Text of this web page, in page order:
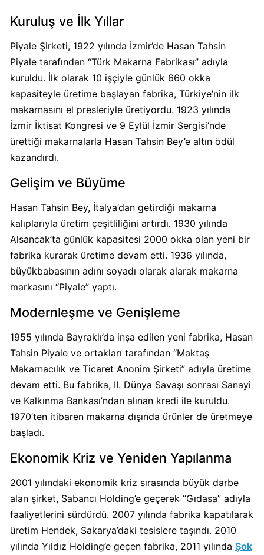
mu?
King
Kimin
Sahibi
Kim?
Carrefour
Boykot
mu?
Kimin
Kim?
Cheetos
Boykot
mu?
Cheetos
Kimin
Sahibi
Kim?
Calve
Boykot
mu?
Calve
Kimin
Sahibi
Kim?
Danone
Boykot
mu?
Danone
Kimin
Kuruluş ve İlk Yıllar
Piyale Şirketi, 1922 yılında İzmir’de Hasan Tahsin
Piyale tarafından “Türk Makarna Fabrikası” adıyla
kuruldu. İlk olarak 10 işçiyle günlük 660 okka
kapasiteyle üretime başlayan fabrika, Türkiye’nin ilk
makarnasını el presleriyle üretiyordu. 1923 yılında
İzmir İktisat Kongresi ve 9 Eylül İzmir Sergisi’nde
ürettiği makarnalarla Hasan Tahsin Bey’e altın ödül
kazandırdı.
Gelişim ve Büyüme
Hasan Tahsin Bey, İtalya’dan getirdiği makarna
kalıplarıyla üretim çeşitliliğini artırdı. 1930 yılında
Alsancak’ta günlük kapasitesi 2000 okka olan yeni bir
fabrika kurarak üretime devam etti. 1936 yılında,
büyükbabasının adını soyadı olarak alarak makarna
markasını “Piyale” yaptı.
Modernleşme ve Genişleme
1955 yılında Bayraklı’da inşa edilen yeni fabrika, Hasan
Tahsin Piyale ve ortakları tarafından “Maktaş
Makarnacılık ve Ticaret Anonim Şirketi” adıyla üretime
devam etti. Bu fabrika, II. Dünya Savaşı sonrası Sanayi
ve Kalkınma Bankası’ndan alınan kredi ile kuruldu.
1970’ten itibaren makarna dışında ürünler de üretmeye
başladı.
Ekonomik Kriz ve Yeniden Yapılanma
2001 yılındaki ekonomik kriz sırasında büyük darbe
alan şirket, Sabancı Holding’e geçerek “Gıdasa” adıyla
faaliyetlerini sürdürdü. 2007 yılında fabrika kapatılarak
üretim Hendek, Sakarya’daki tesislere taşındı. 2010
yılında Yıldız Holding’e geçen fabrika, 2011 yılında Şok